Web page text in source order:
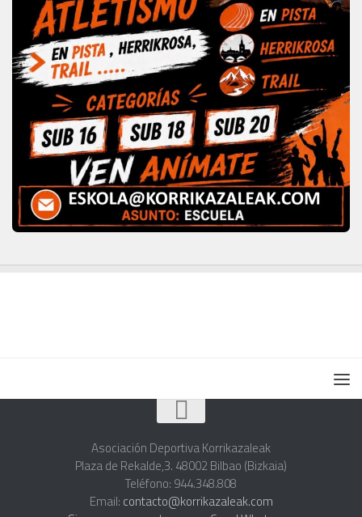
Asociación Deportiva Korrikazaleak
Plaza de Rekalde,3. 48002 Bilbao (Bizkaia)
Teléfono: 944.348.808
Email: contacto@korrikazaleak.com